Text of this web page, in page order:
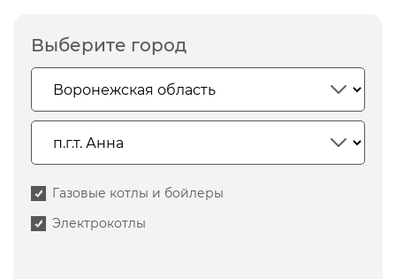
Выберите город
Газовые котлы и бойлеры
Электрокотлы